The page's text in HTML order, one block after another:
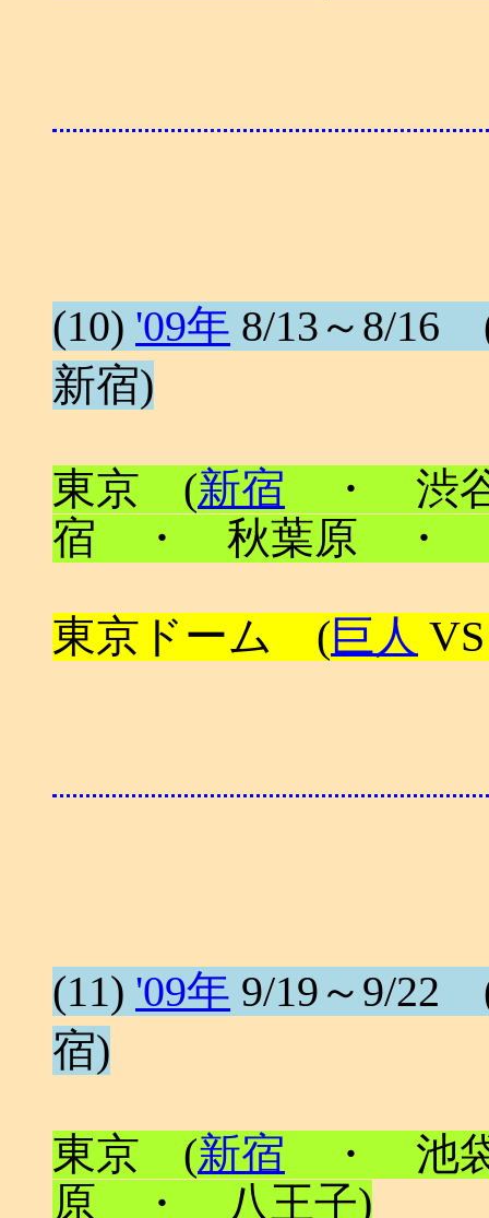
(10) '09年 8/13～8/16
新宿)
東京 (新宿 ・ 渋
宿 ・ 秋葉原 ・
東京ドーム (巨人
(11) '09年 9/19～9/22
宿)
東京 (新宿 ・ 池
原 ・ 八王子)